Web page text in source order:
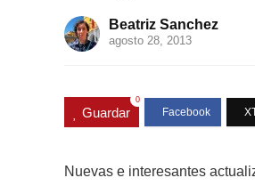
Beatriz Sanchez
agosto 28, 2013
Guardar
0
Nuevas e interesantes